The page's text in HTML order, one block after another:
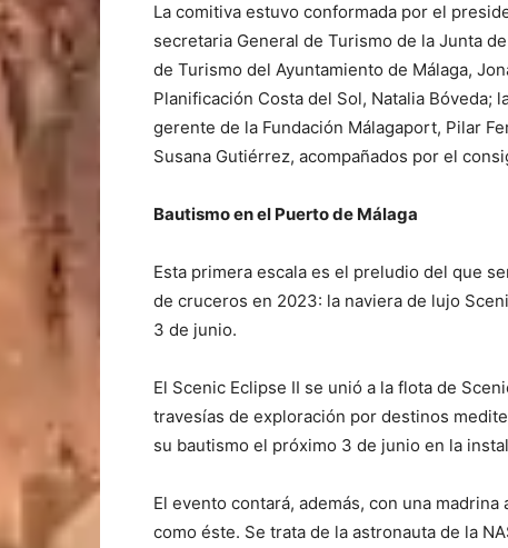
La comitiva estuvo conformada por el
secretaria General de Turismo de la Junta
de Turismo del Ayuntamiento de Málaga,
Planificación Costa del Sol, Natalia Bóveda;
gerente de la Fundación Málagaport, Pilar
Susana Gutiérrez, acompañados por el
Bautismo en el Puerto de Málaga
Esta primera escala es el preludio del que
de cruceros en 2023: la naviera de lujo
3 de junio.
El Scenic Eclipse II se unió a la flota de
travesías de exploración por destinos
su bautismo el próximo 3 de junio en la
El evento contará, además, con una
como éste. Se trata de la astronauta de la